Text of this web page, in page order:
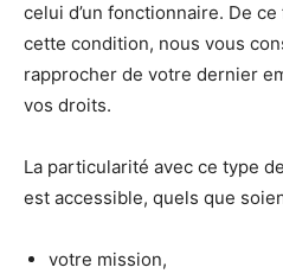
celui d’un fonctionnaire. De
cette condition, nous vous
rapprocher de votre dernier
vos droits.
La particularité avec ce type
est accessible, quels que
votre mission,